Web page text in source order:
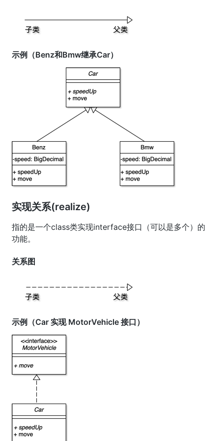
示例（Benz和Bmw继承Car）
实现关系(realize)
指的是一个class类实现interface接口（可以是多个）的
功能。
关系图
示例（Car 实现 MotorVehicle 接口）